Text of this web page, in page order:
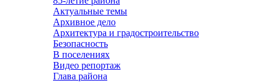
Актуальные темы
Архивное дело
Архитектура и градостроительство
Безопасность
В поселениях
Видео репортаж
Глава района